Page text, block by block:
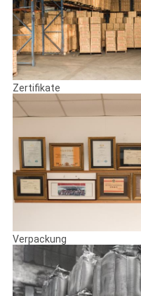
Zertifikate
Verpackung